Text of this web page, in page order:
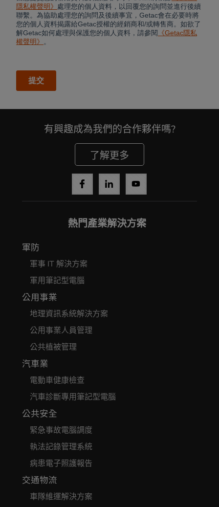
有興趣成為我們的合作夥伴嗎?
了解更多
熱門產業解決方案
軍防
軍事 IT 解決方案
軍用筆記型電腦
公用事業
地理資訊系統解決方案
公用事業人員管理
公共植被管理
汽車業
電動車健康檢查
汽車診斷專用筆記型電腦
公共安全
緊急事故電腦調度
執法記錄管理系統
病患電子照護報告
交通物流
車隊維運解決方案